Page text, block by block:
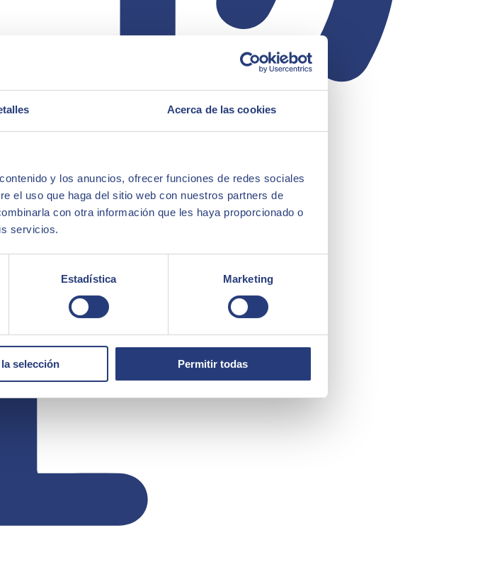
Acerca de las cookies
y los anuncios, ofrecer funciones de redes sociales
el uso que haga del sitio web con nuestros partners de
con otra información que les haya proporcionado o
servicios.
Estadística Marketing
selección Permitir todas